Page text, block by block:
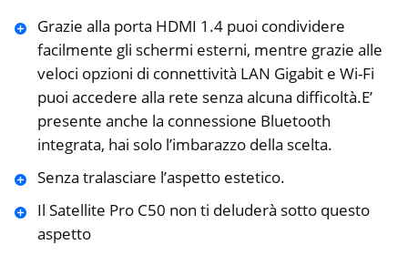
Grazie alla porta HDMI 1.4 puoi condividere
facilmente gli schermi esterni, mentre grazie alle
veloci opzioni di connettività LAN Gigabit e Wi-Fi
puoi accedere alla rete senza alcuna difficoltà.E’
presente anche la connessione Bluetooth
integrata, hai solo l’imbarazzo della scelta.
Senza tralasciare l’aspetto estetico.
Il Satellite Pro C50 non ti deluderà sotto questo
aspetto